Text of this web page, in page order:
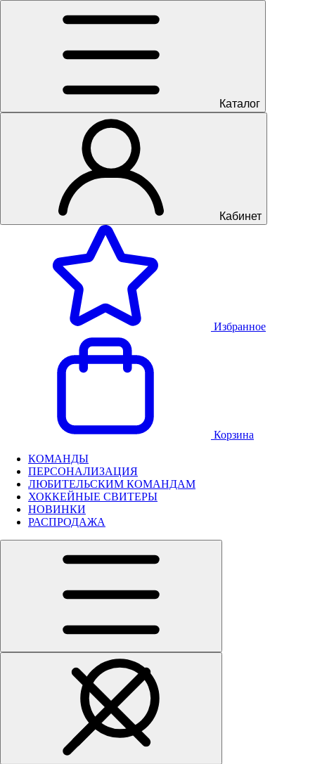
Каталог
Кабинет
Избранное
Корзина
КОМАНДЫ
ПЕРСОНАЛИЗАЦИЯ
ЛЮБИТЕЛЬСКИМ КОМАНДАМ
ХОККЕЙНЫЕ СВИТЕРЫ
НОВИНКИ
РАСПРОДАЖА